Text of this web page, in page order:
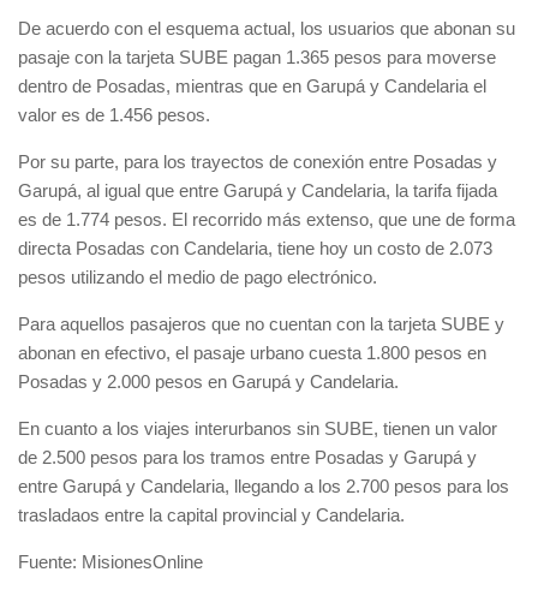
De acuerdo con el esquema actual, los usuarios que abonan su
pasaje con la tarjeta SUBE pagan 1.365 pesos para moverse
dentro de Posadas, mientras que en Garupá y Candelaria el
valor es de 1.456 pesos.
Por su parte, para los trayectos de conexión entre Posadas y
Garupá, al igual que entre Garupá y Candelaria, la tarifa fijada
es de 1.774 pesos. El recorrido más extenso, que une de forma
directa Posadas con Candelaria, tiene hoy un costo de 2.073
pesos utilizando el medio de pago electrónico.
Para aquellos pasajeros que no cuentan con la tarjeta SUBE y
abonan en efectivo, el pasaje urbano cuesta 1.800 pesos en
Posadas y 2.000 pesos en Garupá y Candelaria.
En cuanto a los viajes interurbanos sin SUBE, tienen un valor
de 2.500 pesos para los tramos entre Posadas y Garupá y
entre Garupá y Candelaria, llegando a los 2.700 pesos para los
trasladaos entre la capital provincial y Candelaria.
Fuente: MisionesOnline